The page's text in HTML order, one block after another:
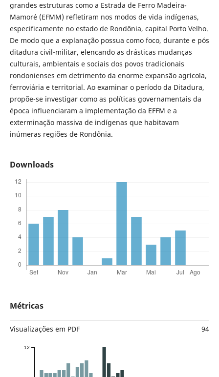
grandes estruturas como a Estrada de Ferro Madeira-
Mamoré (EFMM) refletiram nos modos de vida indígenas,
especificamente no estado de Rondônia, capital Porto Velho.
De modo que a explanação possua como foco, durante e pós
ditadura civil-militar, elencando as drásticas mudanças
culturais, ambientais e sociais dos povos tradicionais
rondonienses em detrimento da enorme expansão agrícola,
ferroviária e territorial. Ao examinar o período da Ditadura,
propõe-se investigar como as políticas governamentais da
época influenciaram a implementação da EFFM e a
exterminação massiva de indígenas que habitavam
inúmeras regiões de Rondônia.
Downloads
Métricas
Visualizações em PDF 94
12